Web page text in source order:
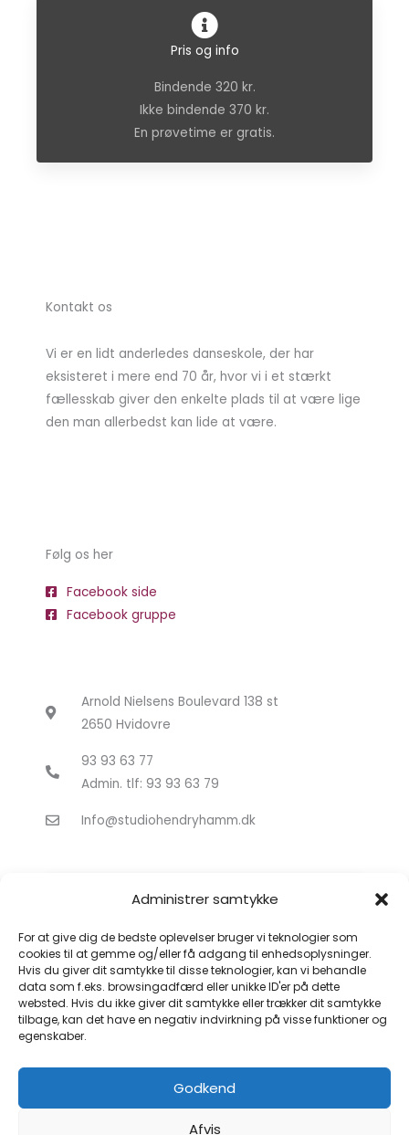
Administrer samtykke
For at give dig de bedste oplevelser bruger vi teknologier som
cookies til at gemme og/eller få adgang til enhedsoplysninger.
Hvis du giver dit samtykke til disse teknologier, kan vi behandle
data som f.eks. browsingadfærd eller unikke ID'er på dette
websted. Hvis du ikke giver dit samtykke eller trækker dit samtykke
tilbage, kan det have en negativ indvirkning på visse funktioner og
egenskaber.
Godkend
Afvis
Pris og info
Bindende 320 kr.
Ikke bindende 370 kr.
En prøvetime er gratis.
Kontakt os
Vi er en lidt anderledes danseskole, der har
eksisteret i mere end 70 år, hvor vi i et stærkt
fællesskab giver den enkelte plads til at være lige
den man allerbedst kan lide at være.
Følg os her
Facebook side
Facebook gruppe
Arnold Nielsens Boulevard 138 st
2650 Hvidovre
93 93 63 77
Admin. tlf: 93 93 63 79
Info@studiohendryhamm.dk
Klik for at acceptere markedsføring
cookies og aktivere dette indhold